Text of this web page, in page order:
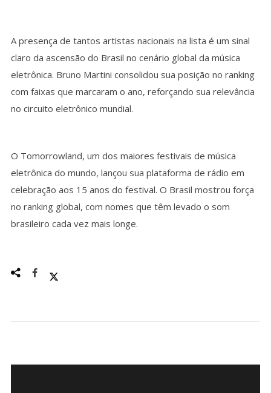
A presença de tantos artistas nacionais na lista é um sinal
claro da ascensão do Brasil no cenário global da música
eletrônica. Bruno Martini consolidou sua posição no ranking
com faixas que marcaram o ano, reforçando sua relevância
no circuito eletrônico mundial.
O Tomorrowland, um dos maiores festivais de música
eletrônica do mundo, lançou sua plataforma de rádio em
celebração aos 15 anos do festival. O Brasil mostrou força
no ranking global, com nomes que têm levado o som
brasileiro cada vez mais longe.